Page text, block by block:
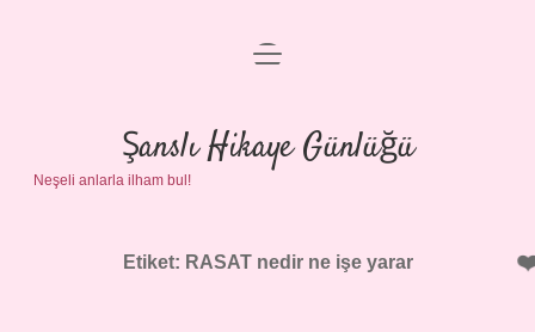
Anasayfa
Gizlilik Politikası
menüyü
Şanslı Hikaye Günlüğü
Neşeli anlarla ilham bul!
Etiket: RASAT nedir ne işe yarar